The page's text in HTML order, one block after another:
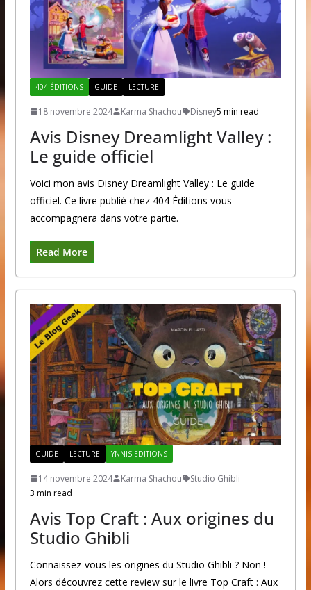
404 ÉDITIONS GUIDE LECTURE
18 novembre 2024 Karma Shachou Disney5 min read
Avis Disney Dreamlight Valley :
Le guide officiel
Voici mon avis Disney Dreamlight Valley : Le guide
officiel. Ce livre publié chez 404 Éditions vous
accompagnera dans votre partie.
Read More
GUIDE LECTURE YNNIS EDITIONS
14 novembre 2024 Karma Shachou
Studio Ghibli
3 min read
Avis Top Craft : Aux origines du
Studio Ghibli
Connaissez-vous les origines du Studio Ghibli ? Non !
Alors découvrez cette review sur le livre Top Craft : Aux